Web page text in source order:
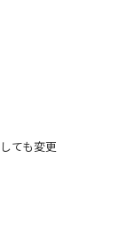
ても変更